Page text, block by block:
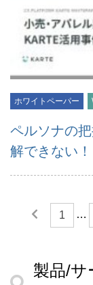
ホワイトペーパー
ペルソナの
解できない
1 …
製品/サ